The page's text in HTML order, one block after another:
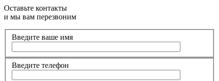
Оставьте контакты
и мы вам перезвоним
Введите ваше имя
Введите телефон